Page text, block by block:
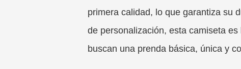
primera calidad, lo que garantiza su
de personalización, esta camiseta
buscan una prenda básica, única y